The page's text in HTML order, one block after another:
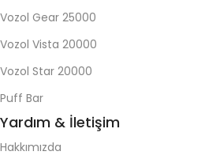
Vozol Gear 25000
Vozol Vista 20000
Vozol Star 20000
Puff Bar
Yardım & İletişim
Hakkımızda